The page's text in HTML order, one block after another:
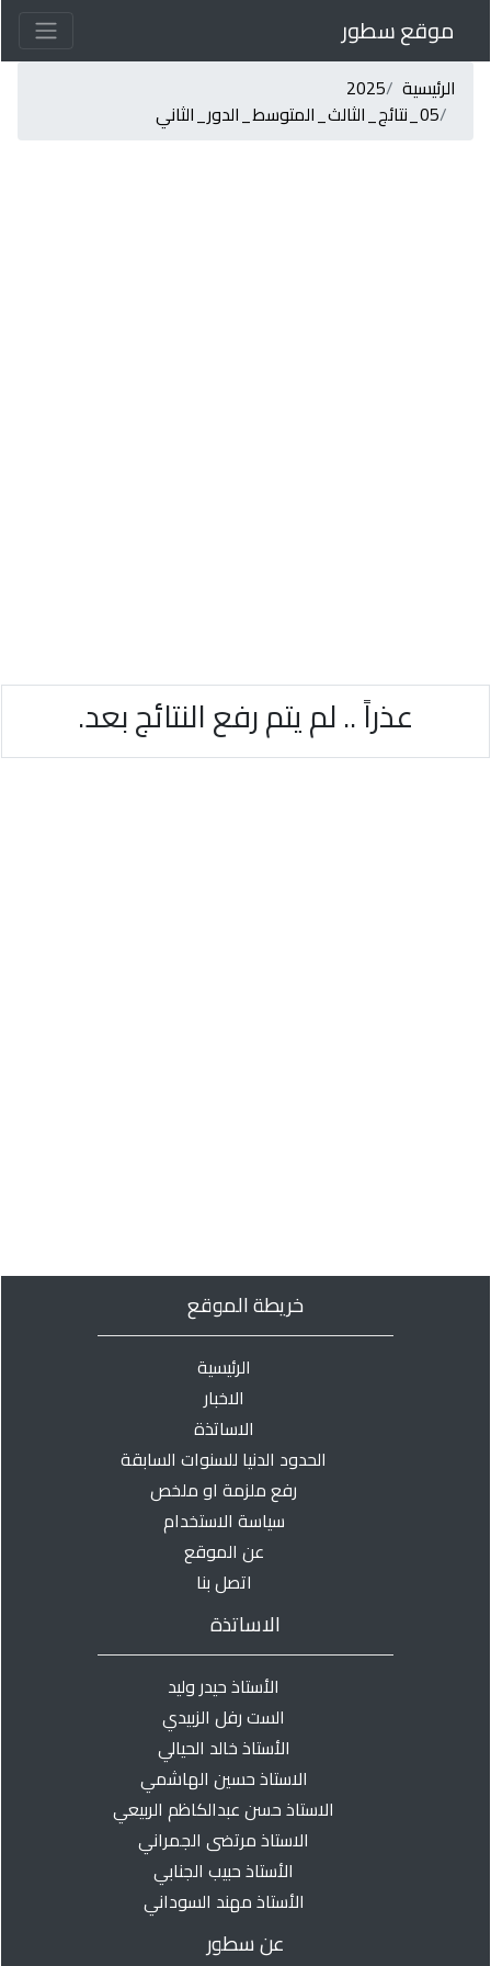
موقع سطور
الرئيسية
2025
05_نتائج_الثالث_المتوسط_الدور_الثاني
عذراً .. لم يتم رفع النتائج بعد.
خريطة الموقع
الرئيسية
الاخبار
الاساتذة
الحدود الدنيا للسنوات السابقة
رفع ملزمة او ملخص
سياسة الاستخدام
عن الموقع
اتصل بنا
الاساتذة
الأستاذ حيدر وليد
الست رفل الزبيدي
الأستاذ خالد الحيالي
الاستاذ حسين الهاشمي
الاستاذ حسن عبدالكاظم الربيعي
الاستاذ مرتضى الجمراني
الأستاذ حبيب الجنابي
الأستاذ مهند السوداني
عن سطور